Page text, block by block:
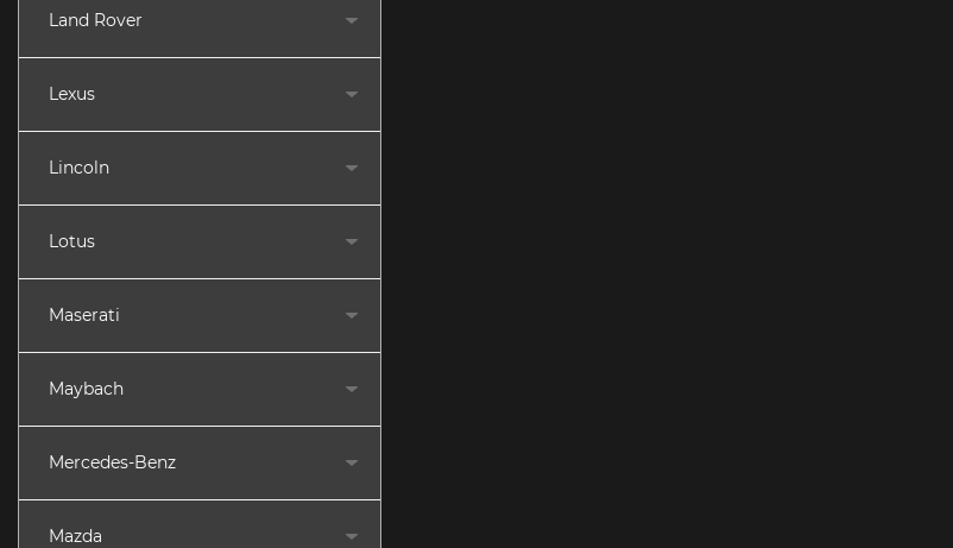
Land Rover
Lexus
Lincoln
Lotus
Maserati
Maybach
Mercedes-Benz
Mazda